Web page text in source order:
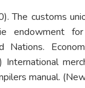
The customs
endowment
Nations.
manual.